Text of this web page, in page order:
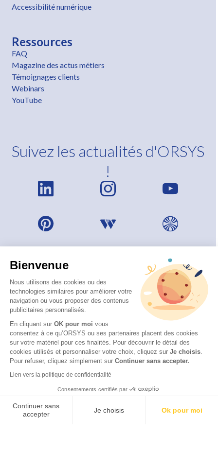
Bienvenue
Nous utilisons des cookies ou des
technologies similaires pour améliorer votre
navigation ou vous proposer des contenus
publicitaires personnalisés.
En cliquant sur OK pour moi vous
consentez à ce qu’ORSYS ou ses partenaires placent des cookies
sur votre matériel pour ces finalités. Pour découvrir le détail des
cookies utilisés et personnaliser votre choix, cliquez sur Je choisis
Pour refuser, cliquez simplement sur Continuer sans accepter.
Lien vers la politique de confidentialité
Consentements certifiés par
Continuer sans
accepter
Je choisis Ok pour moi
Accessibilité numérique
Ressources
FAQ
Magazine des actus métiers
Témoignages clients
Webinars
YouTube
Suivez les actualités d'ORSYS
!
© 2026 ORSYS
Mentions légales
CGV
Accessibilité : partiellement conforme (62 %) – Consulter
la déclaration d’accessibilité